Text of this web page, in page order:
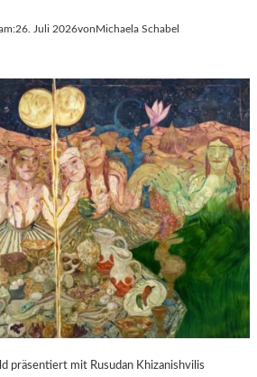
26. Juli 2026von Michaela Schabel
präsentiert mit Rusudan Khizanishvilis